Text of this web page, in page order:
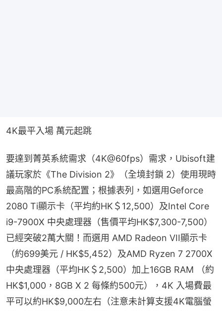
4K最平入場 萬元起跳
要達到菁英系統需求（4K@60fps）需求，Ubisoft建
議玩家於《The Division 2》（全境封鎖 2）使用現時
最高階的PC系統配置；根據表列，如選用Geforce
2080 Ti顯示卡（平均約HK＄12,500）及Intel Core
i9-7900X 中央處理器（售價平均HK$7,300-7,500）
已經突破2萬大關！而選用 AMD Radeon VII顯示卡
（約699美元 / HK$5,452）及AMD Ryzen 7 2700X
中央處理器（平均HK＄2,500）加上16GB RAM （約
HK$1,000，8GB X 2 每條約500元），4K 入場費最
平可以約HK$9,000左右（注意未計算支援4K電腦螢